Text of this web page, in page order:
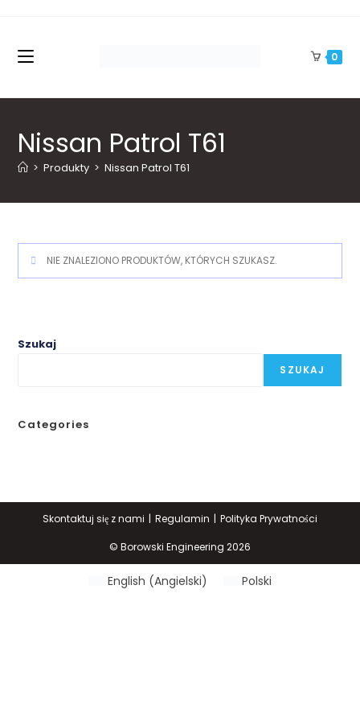
content
0
Nissan Patrol T61
> Produkty > Nissan Patrol T61
NIE ZNALEZIONO PRODUKTÓW, KTÓRYCH SZUKASZ.
Szukaj
SZUKAJ
Categories
Skontaktuj się z nami Regulamin Polityka Prywatności
© Borowski Engineering 2026
English (Angielski) Polski